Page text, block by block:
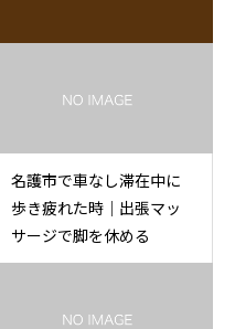
名護市で車なし滞在中に
歩き疲れた時｜出張マッ
サージで脚を休める